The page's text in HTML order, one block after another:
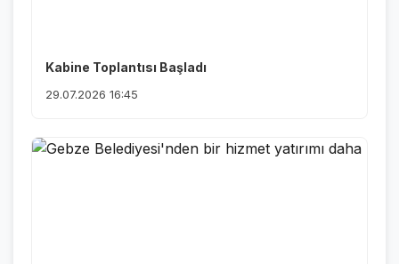
Kabine Toplantısı Başladı
29.07.2026 16:45